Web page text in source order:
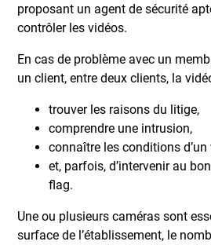
proposant un agent de sécurité
contrôler les vidéos.
En cas de problème avec un
un client, entre deux clients, la
trouver les raisons du litige,
comprendre une intrusion,
connaître les conditions d’un
et, parfois, d’intervenir au
flag.
Une ou plusieurs caméras sont
surface de l’établissement, le